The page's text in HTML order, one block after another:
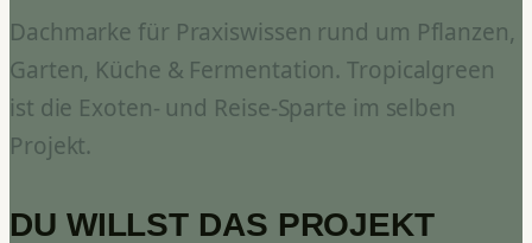
Dachmarke für Praxiswissen rund um Pflanzen,
Garten, Küche & Fermentation. Tropicalgreen
ist die Exoten- und Reise-Sparte im selben
Projekt.
DU WILLST DAS PROJEKT